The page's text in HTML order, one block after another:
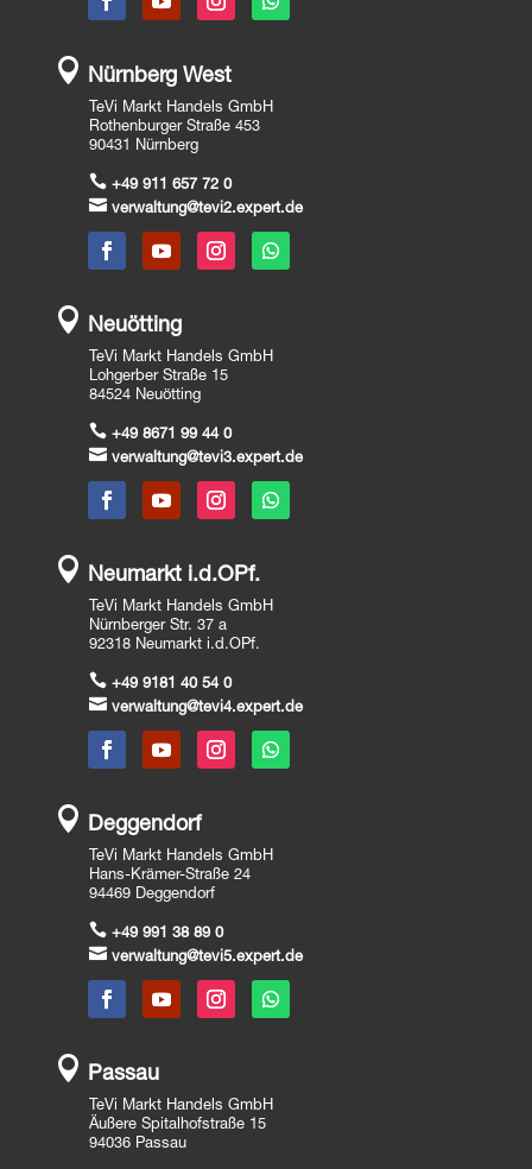
 Nürnberg West
TeVi Markt Handels GmbH
Rothenburger Straße 453
90431 Nürnberg
 +49 911 657 72 0
 verwaltung@tevi2.expert.de
 Neuötting
TeVi Markt Handels GmbH
Lohgerber Straße 15
84524 Neuötting
 +49 8671 99 44 0
 verwaltung@tevi3.expert.de
 Neumarkt i.d.OPf.
TeVi Markt Handels GmbH
Nürnberger Str. 37 a
92318 Neumarkt i.d.OPf.
 +49 9181 40 54 0
 verwaltung@tevi4.expert.de
 Deggendorf
TeVi Markt Handels GmbH
Hans-Krämer-Straße 24
94469 Deggendorf
 +49 991 38 89 0
 verwaltung@tevi5.expert.de
 Passau
TeVi Markt Handels GmbH
Äußere Spitalhofstraße 15
94036 Passau